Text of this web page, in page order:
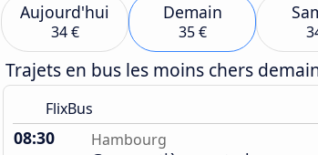
Aujourd'hui
34 €
Demain
35 €
Trajets en bus les moins chers
FlixBus
08:30 Hambourg